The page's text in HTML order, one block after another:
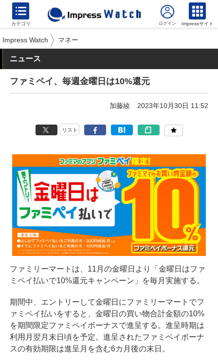
カテゴリ Impressサイト
Impress Watch マネー
ニュース
ファミペイ、毎週金曜日は10%還元
加藤綾 2023年10月30日 11:52
リスト
ファミリーマートは、11月の金曜日より「金曜日はファ
ミペイ払いで10%還元キャンペーン」を毎月実施する。
期間中、エントリーして金曜日にファミリーマートでフ
ァミペイ払いをすると、金曜日の買い物合計金額の10%
を期間限定ファミペイボーナスで進呈する。進呈時期は
利用月翌月末日頃を予定。進呈されたファミペイボーナ
スの有効期限は進呈月を含む6カ月後の末日。